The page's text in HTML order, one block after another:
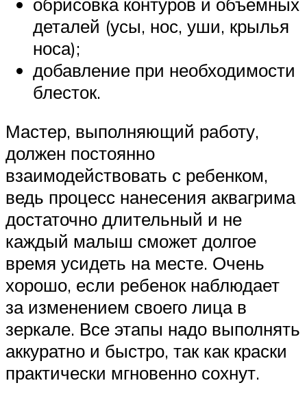
деталей (усы, нос, уши, крылья
носа);
добавление при необходимости
блесток.
Мастер, выполняющий работу,
должен постоянно
взаимодействовать с ребенком,
ведь процесс нанесения аквагрима
достаточно длительный и не
каждый малыш сможет долгое
время усидеть на месте. Очень
хорошо, если ребенок наблюдает
за изменением своего лица в
зеркале. Все этапы надо выполнять
аккуратно и быстро, так как краски
практически мгновенно сохнут.